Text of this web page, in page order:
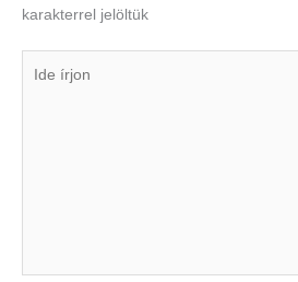
karakterrel jelöltük